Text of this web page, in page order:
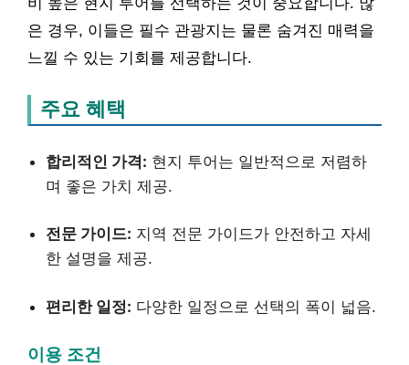
은 경우, 이들은 필수 관광지는 물론 숨겨진 매력을
느낄 수 있는 기회를 제공합니다.
주요 혜택
합리적인 가격: 현지 투어는 일반적으로 저렴하
며 좋은 가치 제공.
전문 가이드: 지역 전문 가이드가 안전하고 자세
한 설명을 제공.
편리한 일정: 다양한 일정으로 선택의 폭이 넓음.
이용 조건